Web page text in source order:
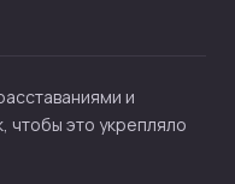
и
чтобы это укрепляло